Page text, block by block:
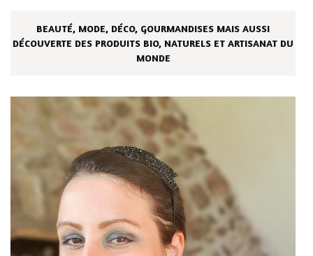
BEAUTÉ, MODE, DÉCO, GOURMANDISES MAIS AUSSI
DÉCOUVERTE DES PRODUITS BIO, NATURELS ET ARTISANAT DU
MONDE